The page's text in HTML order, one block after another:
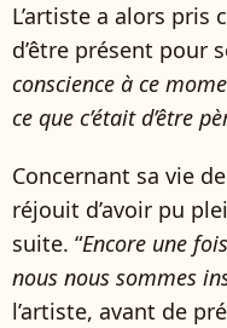
L’artiste a alors pris
d’être présent pour
conscience à ce
ce que c’était d’être
Concernant sa vie
réjouit d’avoir pu
suite. “Encore une
nous nous sommes
l’artiste, avant de